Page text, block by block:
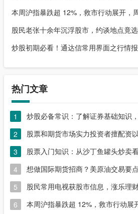
本周沪指暴跌超 12%，救市行动展开，
股民老张十余年沉浮股市，约谈地点竟
炒股初期必看！通达信常用界面之行情
热门文章
1
炒股必备常识：了解证券基础知识
2
3
4
想做国际期货招商？美原油交易要
5
6
本周沪指暴跌超 12%，救市行动展